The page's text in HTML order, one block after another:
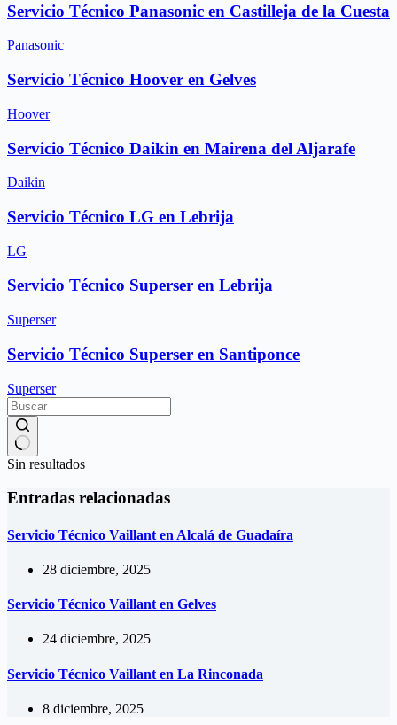
Servicio Técnico Panasonic en Castilleja de la Cuesta
Panasonic
Servicio Técnico Hoover en Gelves
Hoover
Servicio Técnico Daikin en Mairena del Aljarafe
Daikin
Servicio Técnico LG en Lebrija
LG
Servicio Técnico Superser en Lebrija
Superser
Servicio Técnico Superser en Santiponce
Superser
Sin resultados
Entradas relacionadas
Servicio Técnico Vaillant en Alcalá de Guadaíra
28 diciembre, 2025
Servicio Técnico Vaillant en Gelves
24 diciembre, 2025
Servicio Técnico Vaillant en La Rinconada
8 diciembre, 2025